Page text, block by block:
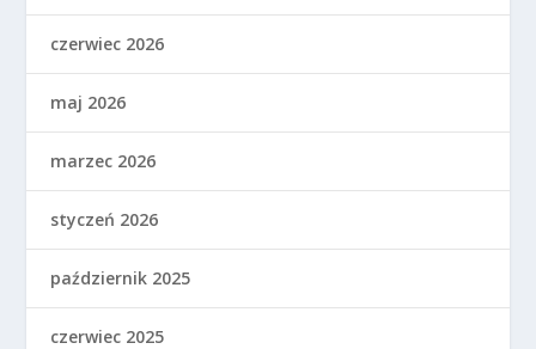
czerwiec 2026
maj 2026
marzec 2026
styczeń 2026
październik 2025
czerwiec 2025